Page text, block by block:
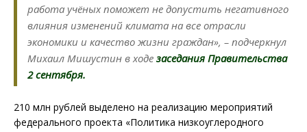
работа учёных поможет не допустить негативного
влияния изменений климата на все отрасли
экономики и качество жизни граждан», – подчеркнул
Михаил Мишустин в ходе заседания Правительства
2 сентября.
210 млн рублей выделено на реализацию мероприятий
федерального проекта «Политика низкоуглеродного